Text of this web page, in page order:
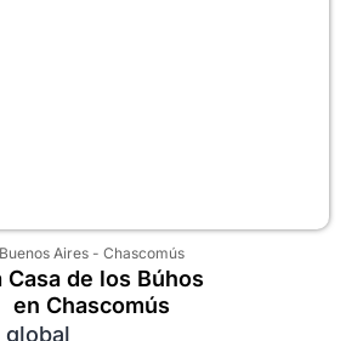
Buenos Aires- Chascomús
Casa de los Búhos
en Chascomús
global